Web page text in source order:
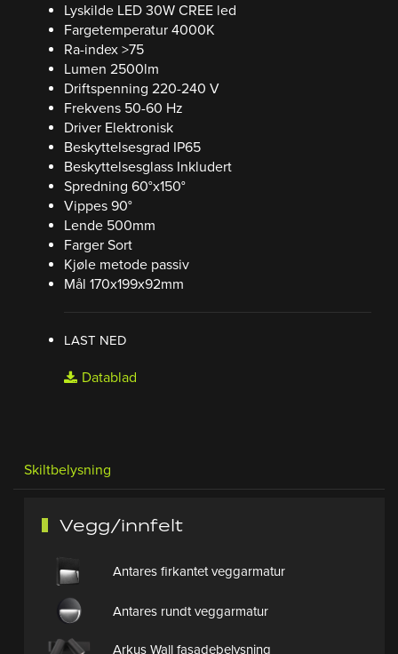
Lyskilde LED 30W CREE led
Fargetemperatur 4000K
Ra-index >75
Lumen 2500lm
Driftspenning 220-240 V
Frekvens 50-60 Hz
Driver Elektronisk
Beskyttelsesgrad IP65
Beskyttelsesglass Inkludert
Spredning 60°x150°
Vippes 90°
Lende 500mm
Farger Sort
Kjøle metode passiv
Mål 170x199x92mm
LAST NED
Datablad
Skiltbelysning
Vegg/innfelt
Antares firkantet veggarmatur
Antares rundt veggarmatur
Arkus Wall fasadebelysning